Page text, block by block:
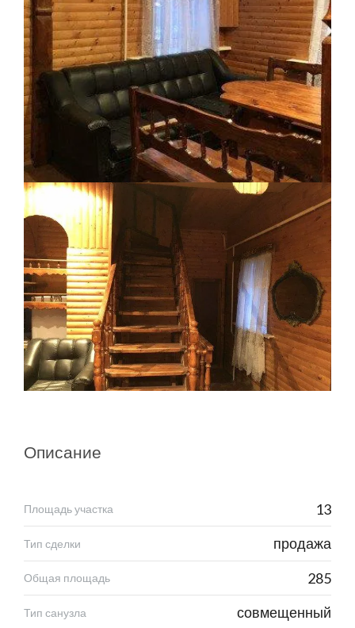
Описание
Площадь участка 13
Тип сделки продажа
Общая площадь 285
Тип санузла совмещенный